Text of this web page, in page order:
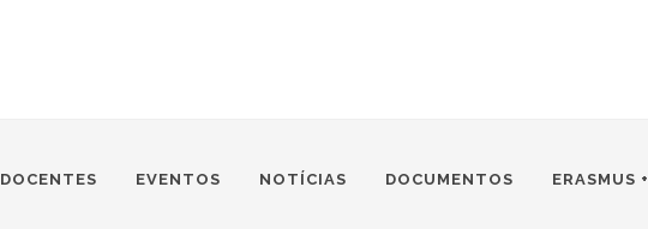
DOCENTES EVENTOS NOTÍCIAS DOCUMENTOS ERASMUS +